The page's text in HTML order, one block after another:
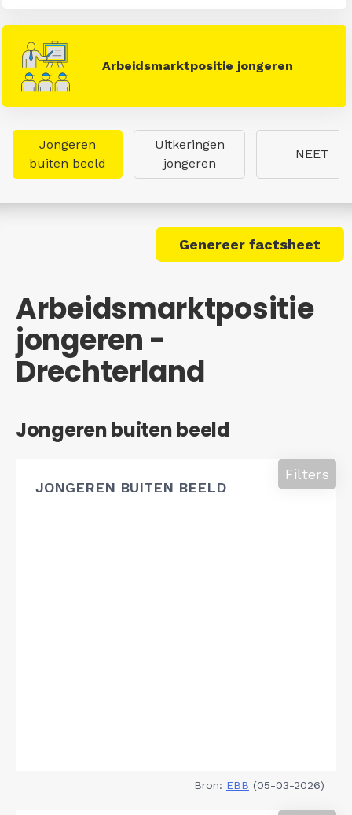
Arbeidsmarktpositie jongeren
Jongeren
buiten beeld
Uitkeringen
jongeren
NEET
Genereer factsheet
Arbeidsmarktpositie
jongeren -
Drechterland
Jongeren buiten beeld
JONGEREN BUITEN BEELD
Filters
Bron: EBB (05-03-2026)